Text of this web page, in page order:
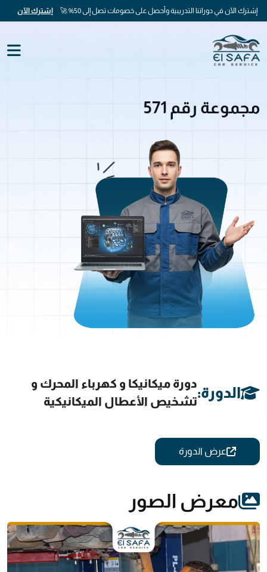
إشترك الآن في دوراتنا التدريبية وأحصل على خصومات تصل إلى 50% 🚀 إشترك الآن
مجموعة رقم 571
الدورة:
دورة ميكانيكا و كهرباء المحرك و
تشخيص الأعطال الميكانيكية
عرض الدورة
معرض الصور